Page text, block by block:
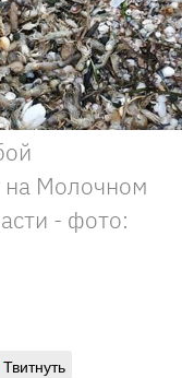
на Молочном
- фото:
Твитнуть